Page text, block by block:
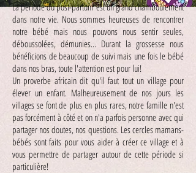
La période du post-partum est un grand chamboulement
dans notre vie. Nous sommes heureuses de rencontrer
notre bébé mais nous pouvons nous sentir seules,
déboussolées, démunies... Durant la grossesse nous
bénéficions de beaucoup de suivi mais une fois le bébé
dans nos bras, toute l'attention est pour lui!
Un proverbe africain dit qu'il faut tout un village pour
élever un enfant. Malheureusement de nos jours les
villages se font de plus en plus rares, notre famille n'est
pas forcément à côté et on n'a parfois personne avec qui
partager nos doutes, nos questions. Les cercles mamans-
bébés sont faits pour vous aider à créer ce village et à
vous permettre de partager autour de cette période si
particulière!